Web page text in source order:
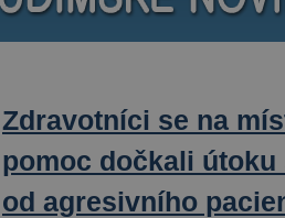
Zdravotníci se na
pomoc dočkali
od agresivního